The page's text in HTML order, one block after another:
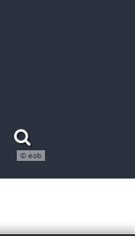
© eob